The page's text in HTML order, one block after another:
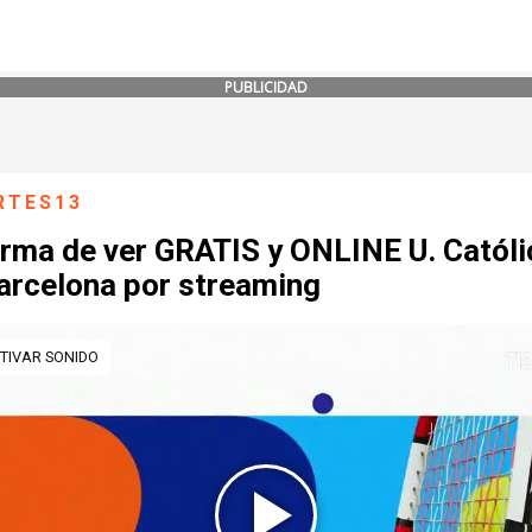
PUBLICIDAD
de ver GRATIS y ONLINE U.
por streaming